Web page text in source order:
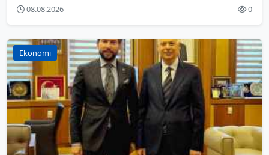
08.08.2026 0
Ekonomi